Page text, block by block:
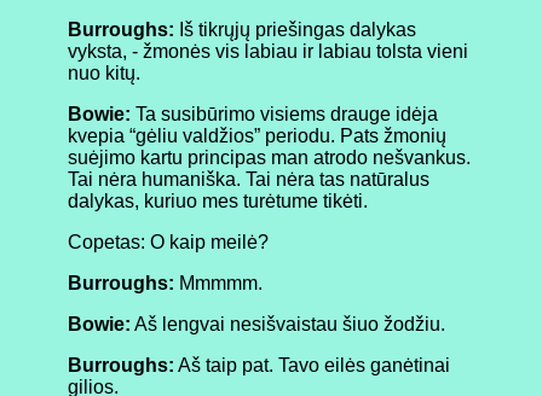
Burroughs: Iš tikrųjų priešingas dalykas
vyksta, - žmonės vis labiau ir labiau tolsta vieni
nuo kitų.
Bowie: Ta susibūrimo visiems drauge idėja
kvepia “gėliu valdžios” periodu. Pats žmonių
suėjimo kartu principas man atrodo nešvankus.
Tai nėra humaniška. Tai nėra tas natūralus
dalykas, kuriuo mes turėtume tikėti.
Copetas: O kaip meilė?
Burroughs: Mmmmm.
Bowie: Aš lengvai nesišvaistau šiuo žodžiu.
Burroughs: Aš taip pat. Tavo eilės ganėtinai
gilios.